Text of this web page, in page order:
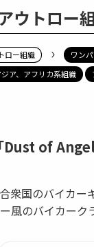
ウトロー
ロー組織 ワン
ア、アフリカ系組織
Dust of
衆国のバイカー
ー風のバイカー